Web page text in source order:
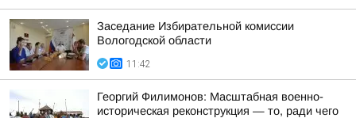
Заседание Избирательной комиссии
Вологодской области
11:42
Георгий Филимонов: Масштабная военно-
историческая реконструкция — то, ради чего